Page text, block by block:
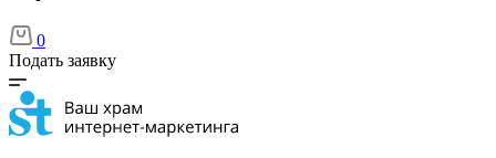
0
Подать заявку